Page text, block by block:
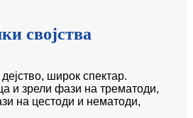
својства
широк спектар.
и зрели фази на трематоди,
на цестоди и нематоди,